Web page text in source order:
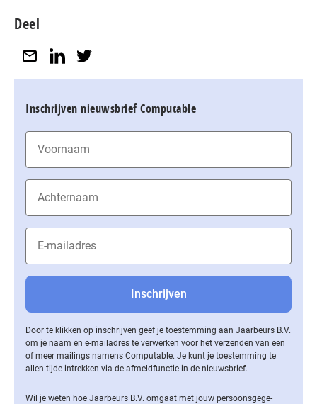
Deel
Inschrijven nieuwsbrief Computable
Door te klikken op inschrijven geef je toestemming aan Jaarbeurs B.V.
om je naam en e-mailadres te verwerken voor het verzenden van een
of meer mailings namens Computable. Je kunt je toestemming te
allen tijde intrekken via de af­meld­func­tie in de nieuwsbrief.
Wil je weten hoe Jaarbeurs B.V. omgaat met jouw per­soons­ge­ge­